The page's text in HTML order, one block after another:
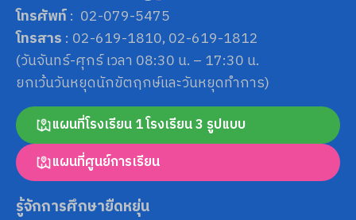
Search
for:
โทรศัพท์: 02-079-5475
โทรสาร : 02-619-1810, 02-619-1812
(วันจันทร์-ศุกร์ เวลา 08:30 น. – 17:30 น.
ยกเว้นวันหยุดนักขัตฤกษ์และวันหยุดทำการ)
แผนที่โรงเรียน 1 โรงเรียน 3 รูปแบบ
แผนที่ศูนย์การเรียน
รู้จักการศึกษายืดหยุ่น